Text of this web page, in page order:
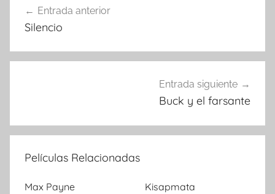
Navegación
de
entradas
Entrada anterior
Silencio
Entrada siguiente
Buck y el farsante
Películas Relacionadas
Max Payne Kisapmata